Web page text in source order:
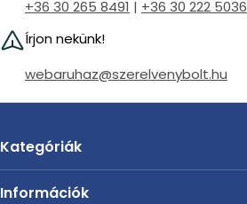
+36 30 265 8491 | +36 30 222 5036
Írjon nekünk!
webaruhaz@szerelvenybolt.hu
Kategóriák
Információk